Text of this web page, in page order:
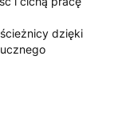
dzięki